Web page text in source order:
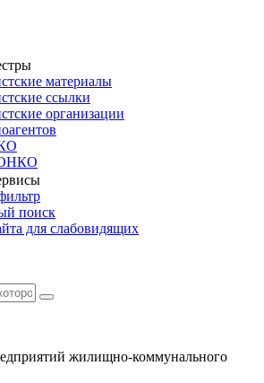
материалы
ссылки
организации
поиск
для слабовидящих
жилищно-коммунального